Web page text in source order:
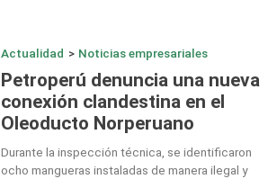
Actualidad > Noticias empresariales
Petroperú denuncia una nueva
conexión clandestina en el
Oleoducto Norperuano
Durante la inspección técnica, se identificaron
ocho mangueras instaladas de manera ilegal y